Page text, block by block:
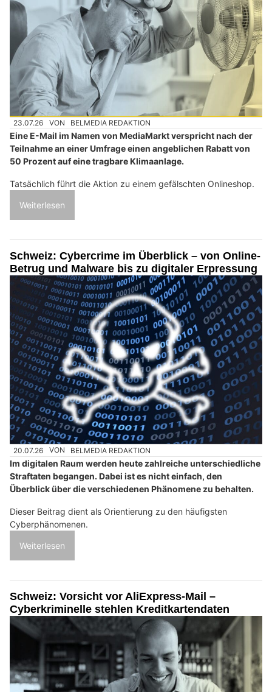
23.07.26 VON BELMEDIA REDAKTION
Eine E-Mail im Namen von MediaMarkt verspricht nach der
Teilnahme an einer Umfrage einen angeblichen Rabatt von
50 Prozent auf eine tragbare Klimaanlage.
Tatsächlich führt die Aktion zu einem gefälschten Onlineshop.
Weiterlesen
Schweiz: Cybercrime im Überblick – von Online-
Betrug und Malware bis zu digitaler Erpressung
20.07.26 VON BELMEDIA REDAKTION
Im digitalen Raum werden heute zahlreiche unterschiedliche
Straftaten begangen. Dabei ist es nicht einfach, den
Überblick über die verschiedenen Phänomene zu behalten.
Dieser Beitrag dient als Orientierung zu den häufigsten
Cyberphänomenen.
Weiterlesen
Schweiz: Vorsicht vor AliExpress-Mail –
Cyberkriminelle stehlen Kreditkartendaten